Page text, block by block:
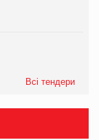
Всі тендери